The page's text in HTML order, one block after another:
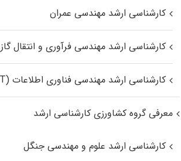
کارشناسی ارشد مهندسی عمران
کارشناسی ارشد مهندسی فرآوری و انتقال گاز
کارشناسی ارشد مهندسی فناوری اطلاعات (IT)
معرفی گروه کشاورزی کارشناسی ارشد
کارشناسی ارشد علوم و مهندسی جنگل